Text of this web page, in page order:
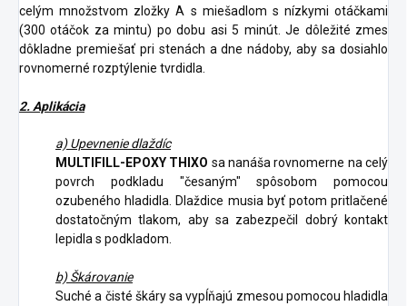
celým množstvom zložky A s miešadlom s nízkymi otáčkami
(300 otáčok za mintu) po dobu asi 5 minút. Je dôležité zmes
dôkladne premiešať pri stenách a dne nádoby, aby sa dosiahlo
rovnomerné rozptýlenie tvrdidla.
2. Aplikácia
a) Upevnenie dlaždíc
MULTIFILL-EPOXY THIXO sa nanáša rovnomerne na celý
povrch podkladu "česaným" spôsobom pomocou
ozubeného hladidla. Dlaždice musia byť potom pritlačené
dostatočným tlakom, aby sa zabezpečil dobrý kontakt
lepidla s podkladom.
b) Škárovanie
Suché a čisté škáry sa vypĺňajú zmesou pomocou hladidla